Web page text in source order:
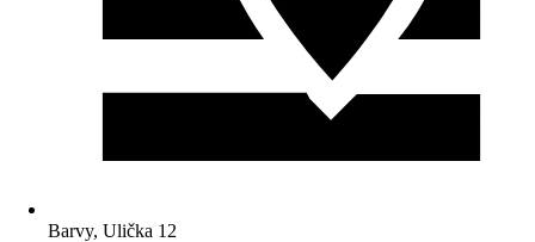
Barvy, Ulička 12